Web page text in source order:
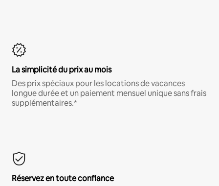
La simplicité du prix au mois
Des prix spéciaux pour les locations de vacances
longue durée et un paiement mensuel unique sans frais
supplémentaires.*
Réservez en toute confiance